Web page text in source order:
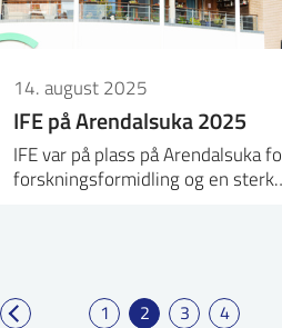
14. august 2025
IFE på Arendalsuka 2025
IFE var på plass på Arendalsuka
forskningsformidling og en
1 2 3 4